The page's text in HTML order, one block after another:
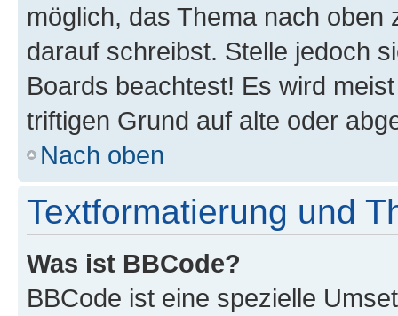
möglich, das Thema nach oben
darauf schreibst. Stelle jedoch
Boards beachtest! Es wird
triftigen Grund auf alte oder
Nach oben
Textformatierung und
Was ist BBCode?
BBCode ist eine spezielle